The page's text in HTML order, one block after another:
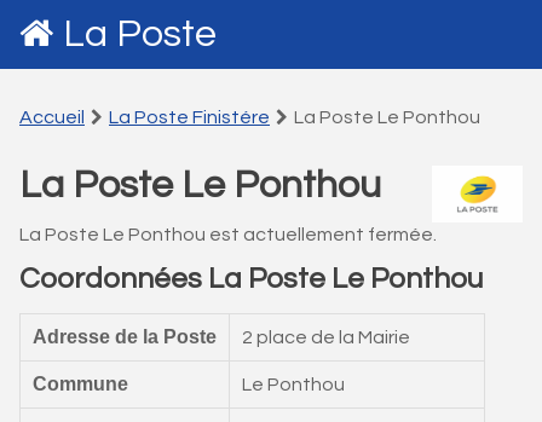
La Poste
Accueil La Poste Finistére La Poste Le Ponthou
La Poste Le Ponthou
La Poste Le Ponthou est actuellement fermée.
Coordonnées La Poste Le Ponthou
Adresse de la Poste 2 place de la Mairie
Commune Le Ponthou